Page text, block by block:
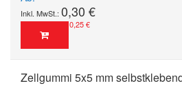
0,30 €
0,25 €
Zellgummi 5x5 mm